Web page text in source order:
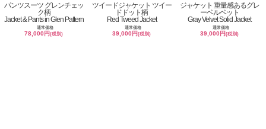
パンツスーツ グレンチェッ
ク柄
Jacket & Pants in Glen Pattern
通常価格
78,000円(税別)
ツイードジャケット ツイー
ドドット柄
Red Tweed Jacket
通常価格
39,000円(税別)
ジャケット 重量感あるグレ
ーベルベット
Gray Velvet Solid Jacket
通常価格
39,000円(税別)